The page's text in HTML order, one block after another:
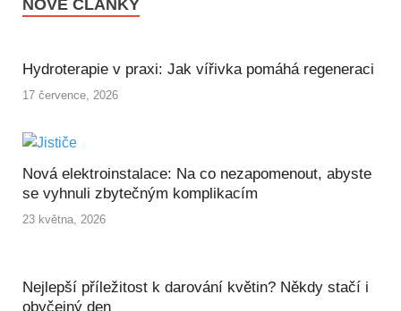
NOVÉ ČLÁNKY
Hydroterapie v praxi: Jak vířivka pomáhá regeneraci
17 července, 2026
Nová elektroinstalace: Na co nezapomenout, abyste
se vyhnuli zbytečným komplikacím
23 května, 2026
Nejlepší příležitost k darování květin? Někdy stačí i
obyčejný den